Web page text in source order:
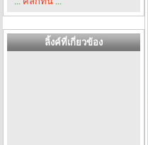
ลิ้งค์ที่เกี่ยวข้อง